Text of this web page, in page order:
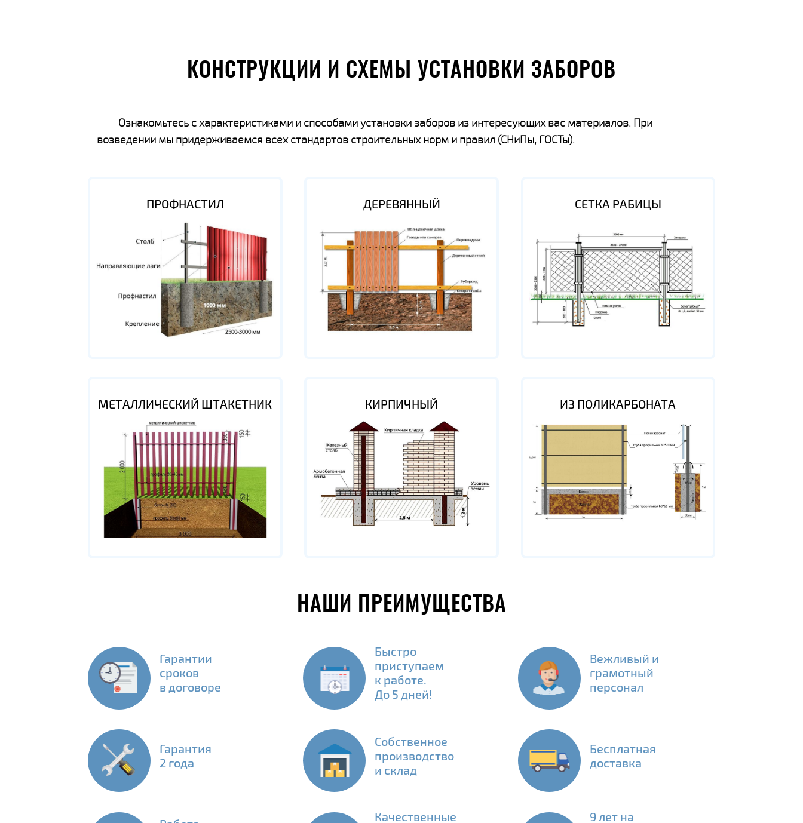
КОНСТРУКЦИИ И СХЕМЫ УСТАНОВКИ ЗАБОРОВ
Ознакомьтесь с характеристиками и способами установки заборов из интересующих вас материалов. При
возведении мы придерживаемся всех стандартов строительных норм и правил (СНиПы, ГОСТы).
ПРОФНАСТИЛ ДЕРЕВЯННЫЙ СЕТКА РАБИЦЫ
МЕТАЛЛИЧЕСКИЙ ШТАКЕТНИК КИРПИЧНЫЙ ИЗ ПОЛИКАРБОНАТА
НАШИ ПРЕИМУЩЕСТВА
Гарантии
сроков
в договоре
Быстро
приступаем
к работе.
До 5 дней!
Вежливый и
грамотный
персонал
Гарантия
2 года
Собственное
производство
и склад
Бесплатная
доставка
Качественные 9 лет на